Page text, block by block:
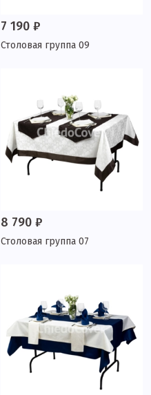
7 190 ₽
Столовая группа 09
8 790 ₽
Столовая группа 07